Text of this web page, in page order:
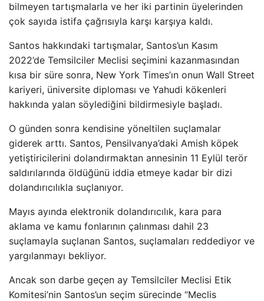
bilmeyen tartışmalarla ve her iki partinin üyelerinden
çok sayıda istifa çağrısıyla karşı karşıya kaldı.
Santos hakkındaki tartışmalar, Santos’un Kasım
2022’de Temsilciler Meclisi seçimini kazanmasından
kısa bir süre sonra, New York Times’ın onun Wall Street
kariyeri, üniversite diploması ve Yahudi kökenleri
hakkında yalan söylediğini bildirmesiyle başladı.
O günden sonra kendisine yöneltilen suçlamalar
giderek arttı. Santos, Pensilvanya’daki Amish köpek
yetiştiricilerini dolandırmaktan annesinin 11 Eylül terör
saldırılarında öldüğünü iddia etmeye kadar bir dizi
dolandırıcılıkla suçlanıyor.
Mayıs ayında elektronik dolandırıcılık, kara para
aklama ve kamu fonlarının çalınması dahil 23
suçlamayla suçlanan Santos, suçlamaları reddediyor ve
yargılanmayı bekliyor.
Ancak son darbe geçen ay Temsilciler Meclisi Etik
Komitesi’nin Santos’un seçim sürecinde “Meclis